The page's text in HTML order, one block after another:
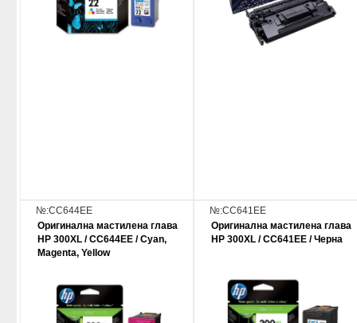
№:CC644EE
Оригинална мастилена глава
HP 300XL / CC644EE / Cyan,
Magenta, Yellow
№:CC641EE
Оригинална мастилена глава
HP 300XL / CC641EE / Черна